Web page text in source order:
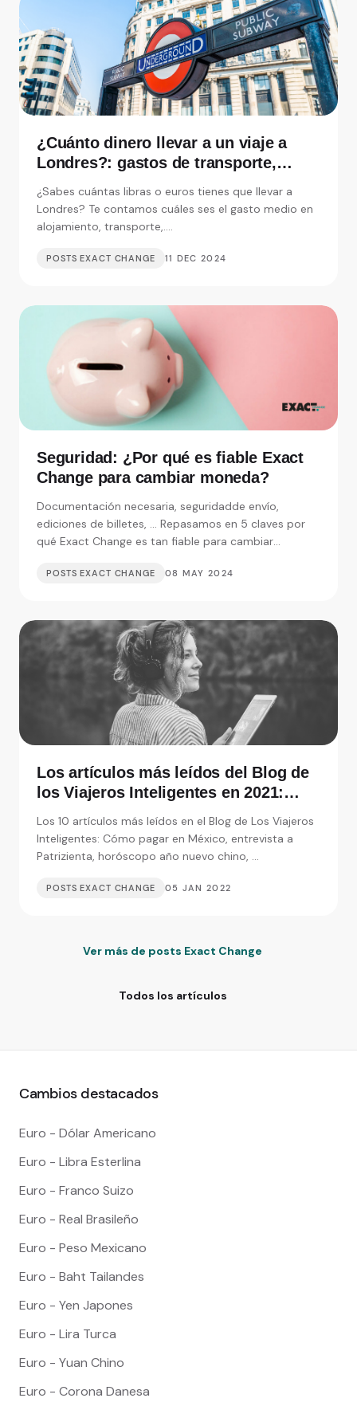
¿Cuánto dinero llevar a un viaje a
Londres?: gastos de transporte,
¿Sabes cuántas libras o euros tienes que llevar a
Londres? Te contamos cuáles ses el gasto medio en
alojamiento, transporte,....
POSTS EXACT CHANGE 11 DEC 2024
Seguridad: ¿Por qué es fiable Exact
Change para cambiar moneda?
Documentación necesaria, seguridadde envío,
ediciones de billetes, ... Repasamos en 5 claves por
qué Exact Change es tan fiable para cambiar
POSTS EXACT CHANGE 08 MAY 2024
Los artículos más leídos del Blog de
los Viajeros Inteligentes en 2021:
extranjeras
Los 10 artículos más leídos en el Blog de Los Viajeros
Inteligentes: Cómo pagar en México, entrevista a
Patrizienta, horóscopo año nuevo chino, ...
POSTS EXACT CHANGE 05 JAN 2022
Ver más de posts Exact Change
Todos los artículos
Cambios destacados
Euro - Dólar Americano
Euro - Libra Esterlina
Euro - Franco Suizo
Euro - Real Brasileño
Euro - Peso Mexicano
Euro - Baht Tailandes
Euro - Yen Japones
Euro - Lira Turca
Euro - Yuan Chino
Euro - Corona Danesa